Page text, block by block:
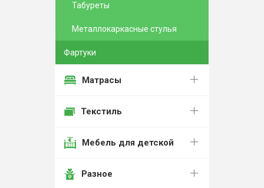
Табуреты
Металлокаркасные стулья
Фартуки
Матрасы
Текстиль
Мебель для детской
Разное